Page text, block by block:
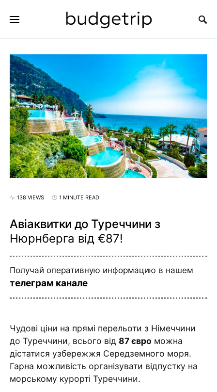
138 VIEWS 1 MINUTE READ
Авіаквитки до Туреччини з
Нюрнберга від €87!
Получай оперативную информацию в нашем
телеграм канале
Чудові ціни на прямі перельоти з Німеччини
до Туреччини, всього від 87 євро можна
дістатися узбережжя Середземного моря.
Гарна можливість організувати відпустку на
морському курорті Туреччини.